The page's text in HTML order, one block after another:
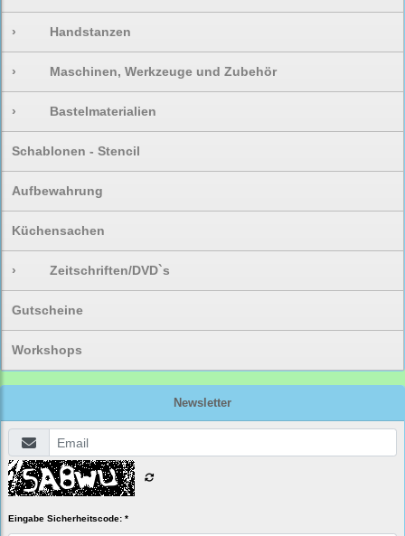
› Handstanzen
› Maschinen, Werkzeuge und Zubehör
› Bastelmaterialien
Schablonen - Stencil
Aufbewahrung
Küchensachen
› Zeitschriften/DVD`s
Gutscheine
Workshops
Newsletter
Eingabe Sicherheitscode: *